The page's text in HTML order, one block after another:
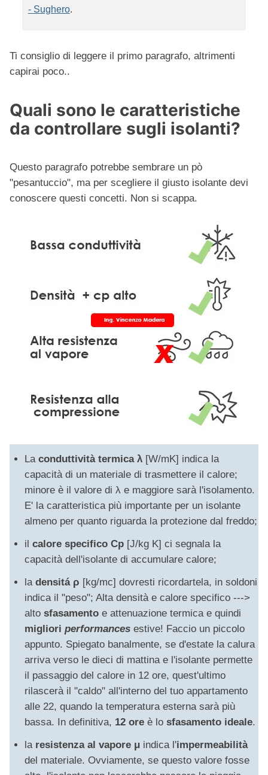
- Sughero.
Ti consiglio di leggere il primo paragrafo, altrimenti
capirai poco..
Quali sono le caratteristiche
da controllare sugli isolanti?
Questo paragrafo potrebbe sembrare un pò
"pesantuccio", ma per scegliere il giusto isolante devi
conoscere questi concetti. Non si scappa.
La conduttività termica λ [W/mK] indica la
capacità di un materiale di trasmettere il calore;
minore è il valore di λ e maggiore sarà l'isolamento.
E' la caratteristica più importante per un isolante
almeno per quanto riguarda la protezione dal freddo;
il calore specifico Cp [J/kg K] ci segnala la
capacità dell'isolante di accumulare calore;
ladensitá ρ [kg/mc] dovresti ricordartela, in soldoni
indica il "peso"; Alta densità e calore specifico --->
alto sfasamento e attenuazione termica e quindi
migliori performances estive! Faccio un piccolo
appunto. Spiegato banalmente, se d'estate la calura
arriva verso le dieci di mattina e l'isolante permette
il passaggio del calore in 12 ore, quest'ultimo
rilascerà il "caldo" all'interno del tuo appartamento
alle 22, quando la temperatura esterna sarà più
bassa. In definitiva, 12 ore è lo sfasamento ideale.
laresistenza al vapore μ indica l'impermeabilità
del materiale. Ovviamente, se questo valore fosse